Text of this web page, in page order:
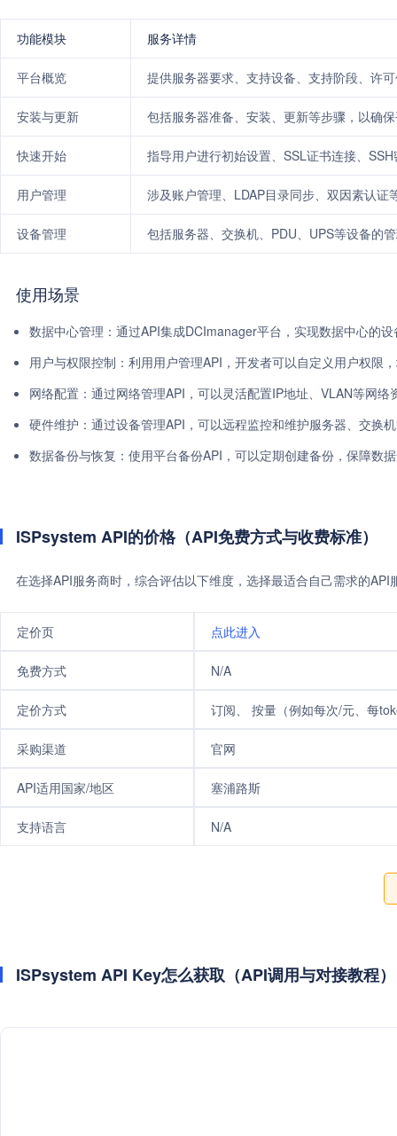
功能模块 服务详情
平台概览 提供服务器要求、支持设备、支持阶段、许
安装与更新 包括服务器准备、安装、更新等步骤，以确
快速开始 指导用户进行初始设置、SSL证书连接、
用户管理 涉及账户管理、LDAP目录同步、双因素认证
设备管理 包括服务器、交换机、PDU、UPS等设备的
使用场景
数据中心管理：通过API集成DCImanager平台，实现数据中心的
用户与权限控制：利用用户管理API，开发者可以自定义用户权限
网络配置：通过网络管理API，可以灵活配置IP地址、VLAN等网络
硬件维护：通过设备管理API，可以远程监控和维护服务器、交换
数据备份与恢复：使用平台备份API，可以定期创建备份，保障数
ISPsystem API的价格（API免费方式与收费标准）
在选择API服务商时，综合评估以下维度，选择最适合自己需求的
定价页 点此进入
免费方式 N/A
定价方式 订阅、 按量（例如每次/元、每
采购渠道 官网
API适用国家/地区 塞浦路斯
支持语言 N/A
ISPsystem API Key怎么获取（API调用与对接教程）